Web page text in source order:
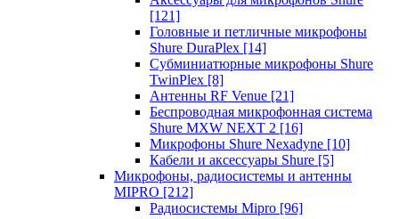
[121]
Головные и петличные микрофоны
Shure DuraPlex [14]
Субминиатюрные микрофоны Shure
TwinPlex [8]
Антенны RF Venue [21]
Беспроводная микрофонная система
Shure MXW NEXT 2 [16]
Микрофоны Shure Nexadyne [10]
Кабели и аксессуары Shure [5]
Микрофоны, радиосистемы и антенны
MIPRO [212]
Радиосистемы Mipro [96]